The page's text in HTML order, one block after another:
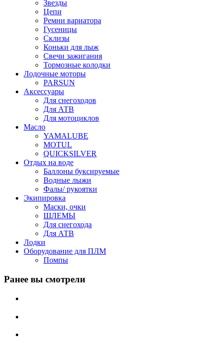
Звезды
Цепи
Ремни вариатора
Гусеницы
Склизы
Коньки для лыж
Свечи зажигания
Тормозные колодки
Лодочные моторы
PARSUN
Аксессуары
Для снегоходов
Для АТВ
Для мотоциклов
Масло
YAMALUBE
MOTUL
QUICKSILVER
Отдых на воде
Баллоны буксируемые
Водные лыжи
Фалы/ рукоятки
Экипировка
Маски, очки
ШЛЕМЫ
Для снегохода
Для АТВ
Лодки
Оборудование для ПЛМ
Помпы
Ранее вы смотрели